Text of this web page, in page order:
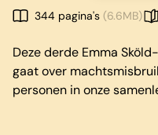
344 pagina's (6.6MB)
Deze derde Emma
gaat over
personen in onze